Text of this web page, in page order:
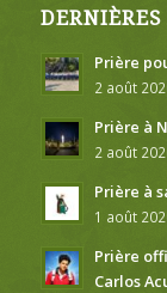
Prière
2 août
Prière à
2 août
Prière à
1 août
Prière
Carlos